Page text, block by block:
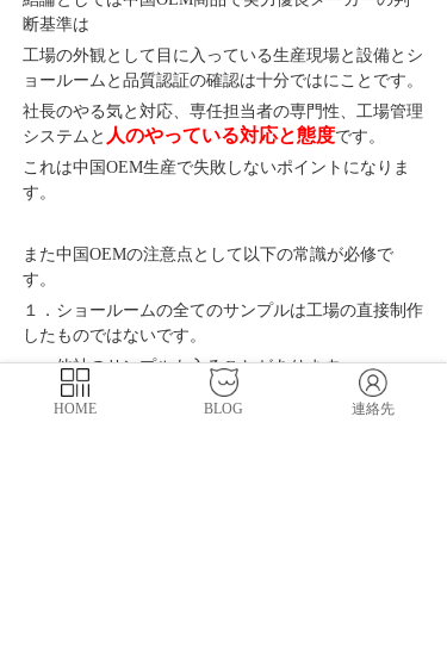
断基準は
工場の外観として目に入っている生産現場と設備とシ
ョールームと品質認証の確認は十分ではにことです。
社長のやる気と対応、専任担当者の専門性、工場管理
システムと 人のやっている対応と態度です。
これは中国OEM生産で失敗しないポイントになりま
す。
また中国OEMの注意点として以下の常識が必修で
す。
１．ショールームの全てのサンプルは工場の直接制作
したものではないです。
他社のサンプルも入ることがあります。
工場制作設備と専門知識で判断力必要です。
HOME BLOG 連絡先